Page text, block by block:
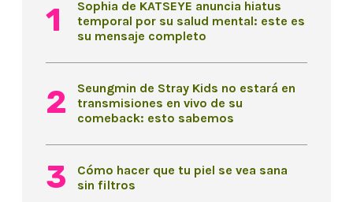
Sophia de KATSEYE anuncia hiatus
temporal por su salud mental: este es
su mensaje completo
Seungmin de Stray Kids no estará en
transmisiones en vivo de su
comeback: esto sabemos
Cómo hacer que tu piel se vea sana
sin filtros